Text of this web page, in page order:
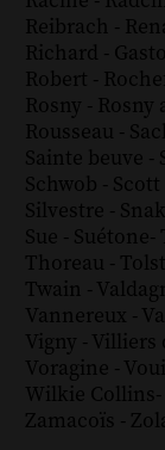
Reibrach -
Richard -
Robert -
Rosny - Rosny
Rousseau -
Sainte beuve -
Schwob - Scott
Silvestre -
Sue - Suétone-
Thoreau -
Twain -
Vannereux -
Vigny - Villiers
Voragine -
Wilkie Collins-
Zamacoïs -